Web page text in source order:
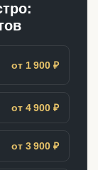
от 1 900 ₽
от 4 900 ₽
от 3 900 ₽